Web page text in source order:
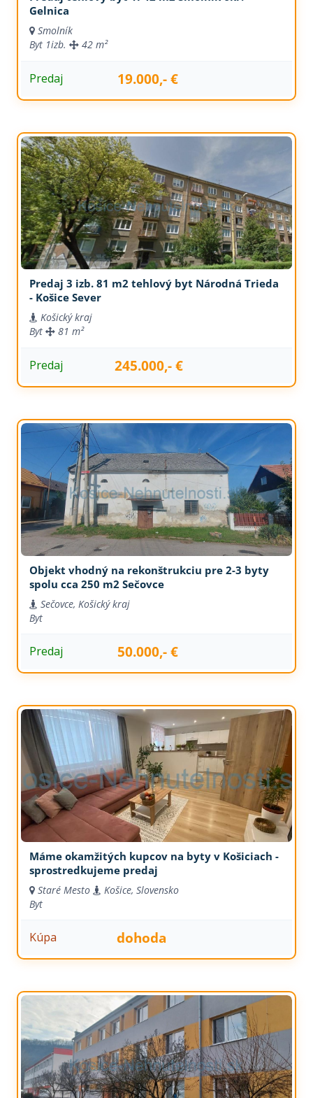
Gelnica
Smolník
Byt 1izb. 42 m²
Predaj 19.000,- €
Predaj 3 izb. 81 m2 tehlový byt Národná Trieda
- Košice Sever
Košický kraj
Byt
81 m²
Predaj 245.000,- €
Objekt vhodný na rekonštrukciu pre 2-3 byty
spolu cca 250 m2 Sečovce
Sečovce, Košický kraj
Byt
Predaj 50.000,- €
Máme okamžitých kupcov na byty v Košiciach -
sprostredkujeme predaj
Staré Mesto
Košice, Slovensko
Byt
Kúpa dohoda